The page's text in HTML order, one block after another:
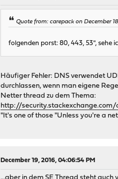
Quote from: carepack on December
folgenden porst: 80, 443, 53", sehe
Häufiger Fehler: DNS verwendet
durchlassen, wenn man eigene
Netter thread zu dem Thema:
http://
"It's one of those "Unless you're a
December 19, 2016, 04:06:54 PM